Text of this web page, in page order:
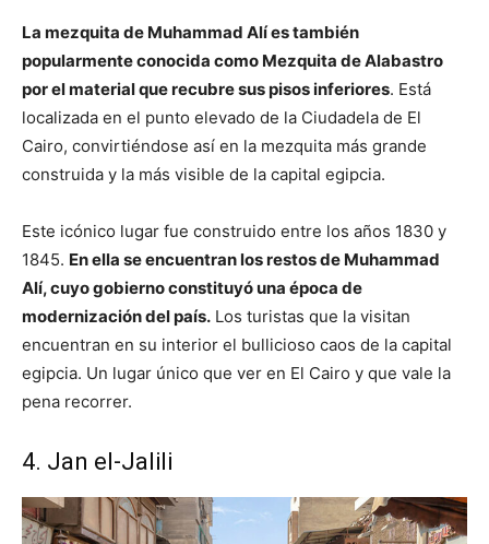
La mezquita de Muhammad Alí es también
popularmente conocida como Mezquita de Alabastro
por el material que recubre sus pisos inferiores. Está
localizada en el punto elevado de la Ciudadela de El
Cairo, convirtiéndose así en la mezquita más grande
construida y la más visible de la capital egipcia.
Este icónico lugar fue construido entre los años 1830 y
1845. En ella se encuentran los restos de Muhammad
Alí, cuyo gobierno constituyó una época de
modernización del país. Los turistas que la visitan
encuentran en su interior el bullicioso caos de la capital
egipcia. Un lugar único que ver en El Cairo y que vale la
pena recorrer.
4. Jan el-Jalili